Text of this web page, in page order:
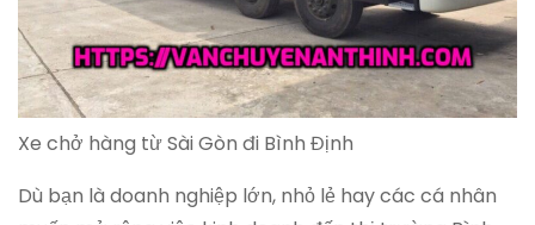
Xe chở hàng từ Sài Gòn đi Bình Định
Dù bạn là doanh nghiệp lớn, nhỏ lẻ hay các cá nhân